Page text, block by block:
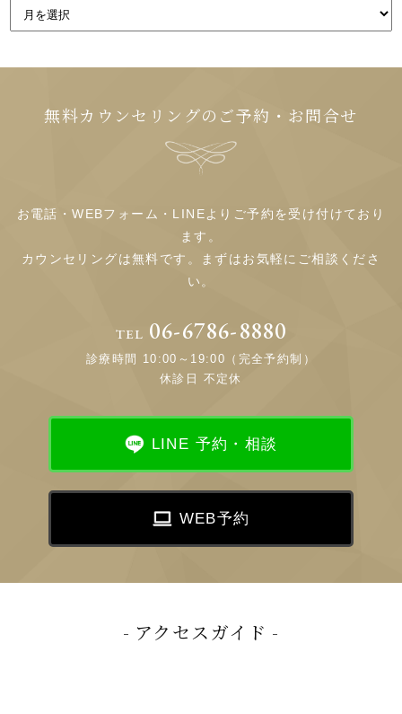
無料カウンセリングのご予約・お問合せ
お電話・WEBフォーム・LINEよりご予約を受け付けており
ます。
カウンセリングは無料です。まずはお気軽にご相談くださ
い。
TEL 06-6786-8880
診療時間 10:00～19:00（完全予約制）
休診日 不定休
LINE 予約・相談
WEB予約
アクセスガイド